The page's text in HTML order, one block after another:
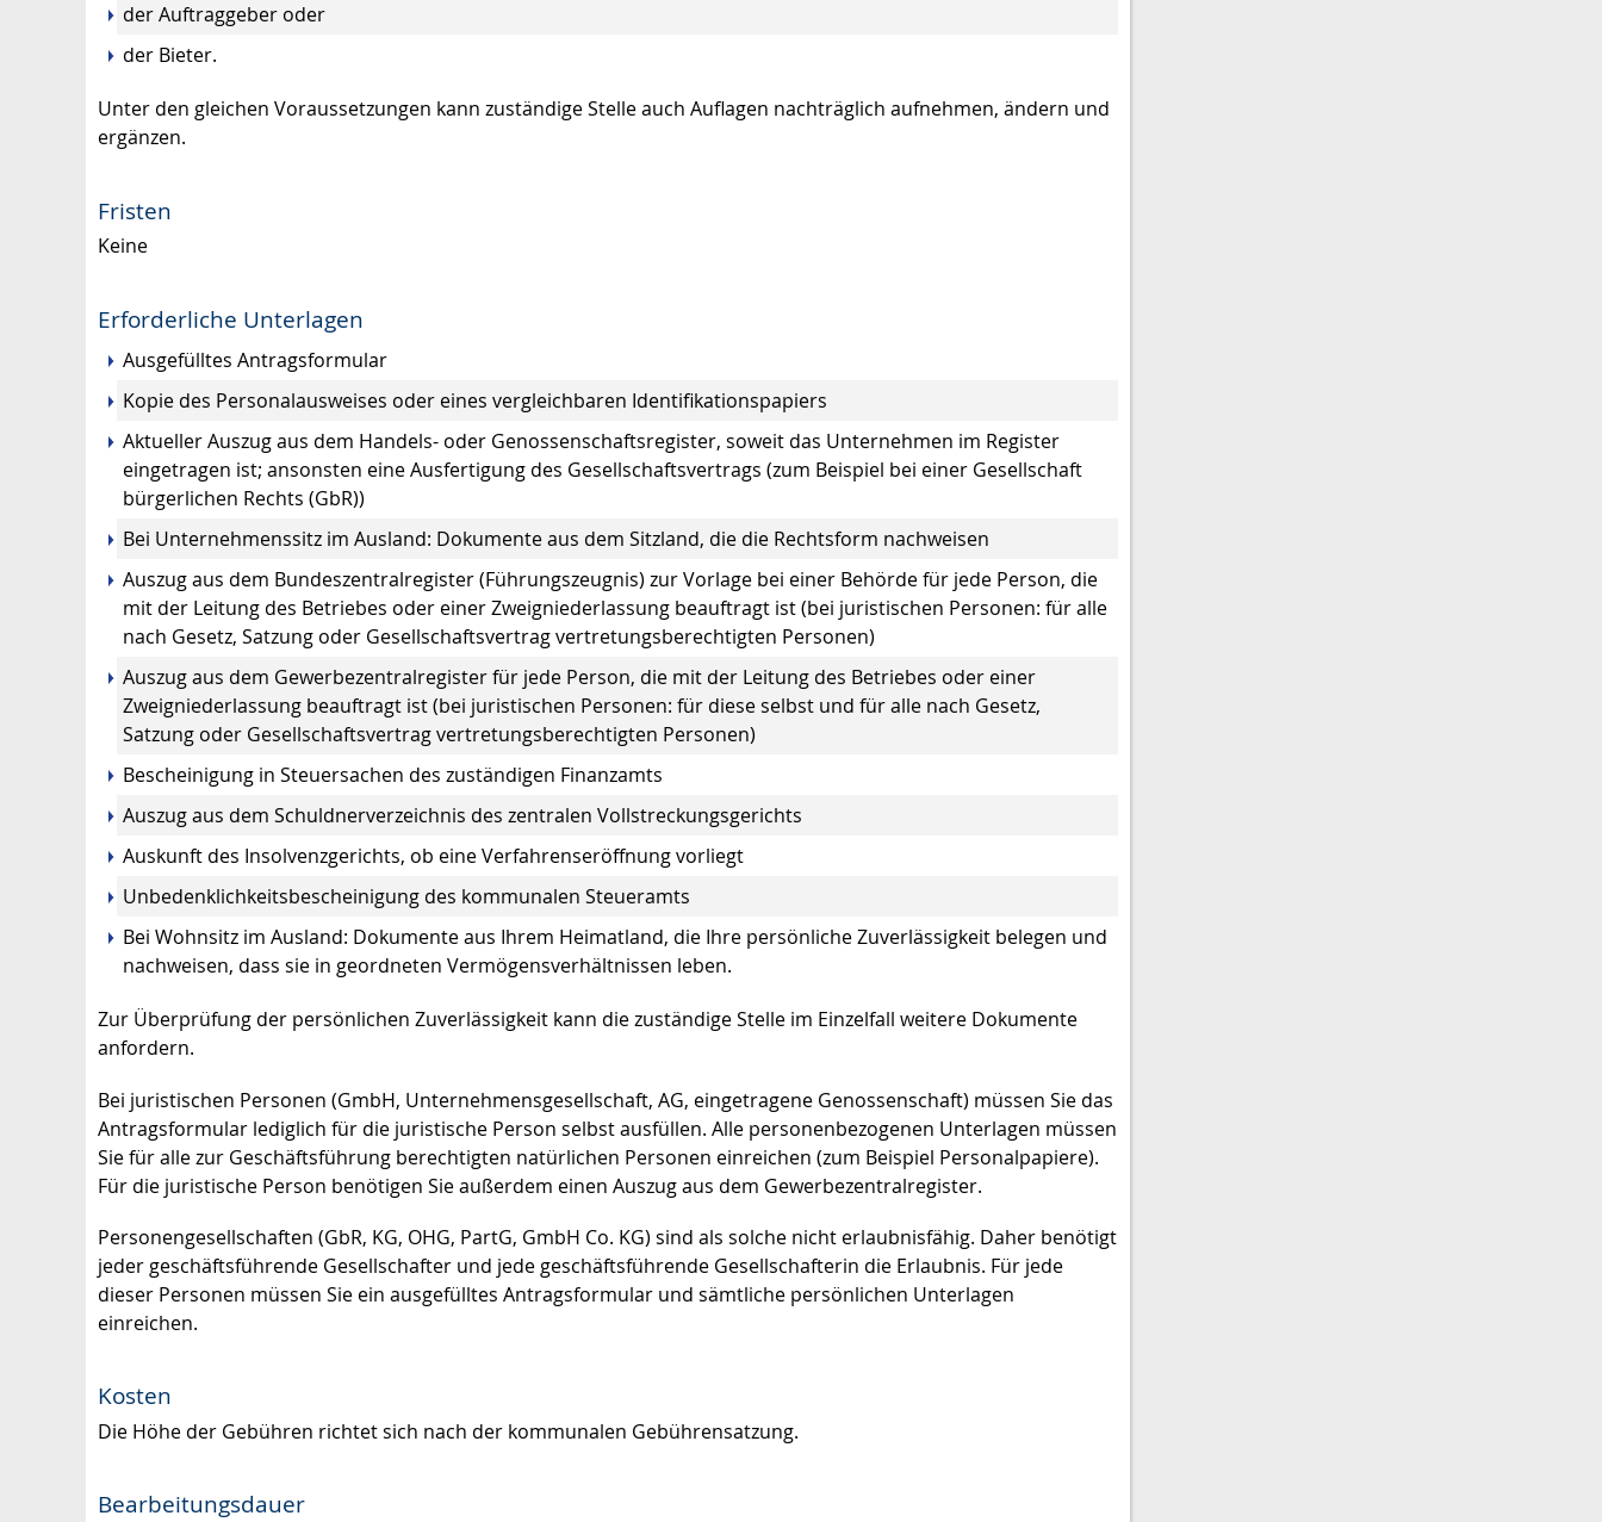
der Auftraggeber oder
der Bieter.
Unter den gleichen Voraussetzungen kann zuständige Stelle auch Auflagen nachträglich aufnehmen, ändern und
ergänzen.
Fristen
Keine
Erforderliche Unterlagen
Ausgefülltes Antragsformular
Kopie des Personalausweises oder eines vergleichbaren Identifikationspapiers
Aktueller Auszug aus dem Handels- oder Genossenschaftsregister, soweit das Unternehmen im Register
eingetragen ist; ansonsten eine Ausfertigung des Gesellschaftsvertrags (zum Beispiel bei einer Gesellschaft
bürgerlichen Rechts (GbR))
Bei Unternehmenssitz im Ausland: Dokumente aus dem Sitzland, die die Rechtsform nachweisen
Auszug aus dem Bundeszentralregister (Führungszeugnis) zur Vorlage bei einer Behörde für jede Person, die
mit der Leitung des Betriebes oder einer Zweigniederlassung beauftragt ist (bei juristischen Personen: für alle
nach Gesetz, Satzung oder Gesellschaftsvertrag vertretungsberechtigten Personen)
Auszug aus dem Gewerbezentralregister für jede Person, die mit der Leitung des Betriebes oder einer
Zweigniederlassung beauftragt ist (bei juristischen Personen: für diese selbst und für alle nach Gesetz,
Satzung oder Gesellschaftsvertrag vertretungsberechtigten Personen)
Bescheinigung in Steuersachen des zuständigen Finanzamts
Auszug aus dem Schuldnerverzeichnis des zentralen Vollstreckungsgerichts
Auskunft des Insolvenzgerichts, ob eine Verfahrenseröffnung vorliegt
Unbedenklichkeitsbescheinigung des kommunalen Steueramts
Bei Wohnsitz im Ausland: Dokumente aus Ihrem Heimatland, die Ihre persönliche Zuverlässigkeit belegen und
nachweisen, dass sie in geordneten Vermögensverhältnissen leben.
Zur Überprüfung der persönlichen Zuverlässigkeit kann die zuständige Stelle im Einzelfall weitere Dokumente
anfordern.
Bei juristischen Personen (GmbH, Unternehmensgesellschaft, AG, eingetragene Genossenschaft) müssen Sie das
Antragsformular lediglich für die juristische Person selbst ausfüllen. Alle personenbezogenen Unterlagen müssen
Sie für alle zur Geschäftsführung berechtigten natürlichen Personen einreichen (zum Beispiel Personalpapiere).
Für die juristische Person benötigen Sie außerdem einen Auszug aus dem Gewerbezentralregister.
Personengesellschaften (GbR, KG, OHG, PartG, GmbH Co. KG) sind als solche nicht erlaubnisfähig. Daher benötigt
jeder geschäftsführende Gesellschafter und jede geschäftsführende Gesellschafterin die Erlaubnis. Für jede
dieser Personen müssen Sie ein ausgefülltes Antragsformular und sämtliche persönlichen Unterlagen
einreichen.
Kosten
Die Höhe der Gebühren richtet sich nach der kommunalen Gebührensatzung.
Bearbeitungsdauer